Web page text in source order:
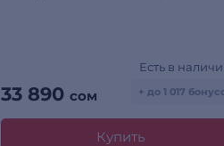
33 890 сом
Есть в
+ до 1 017
Купить